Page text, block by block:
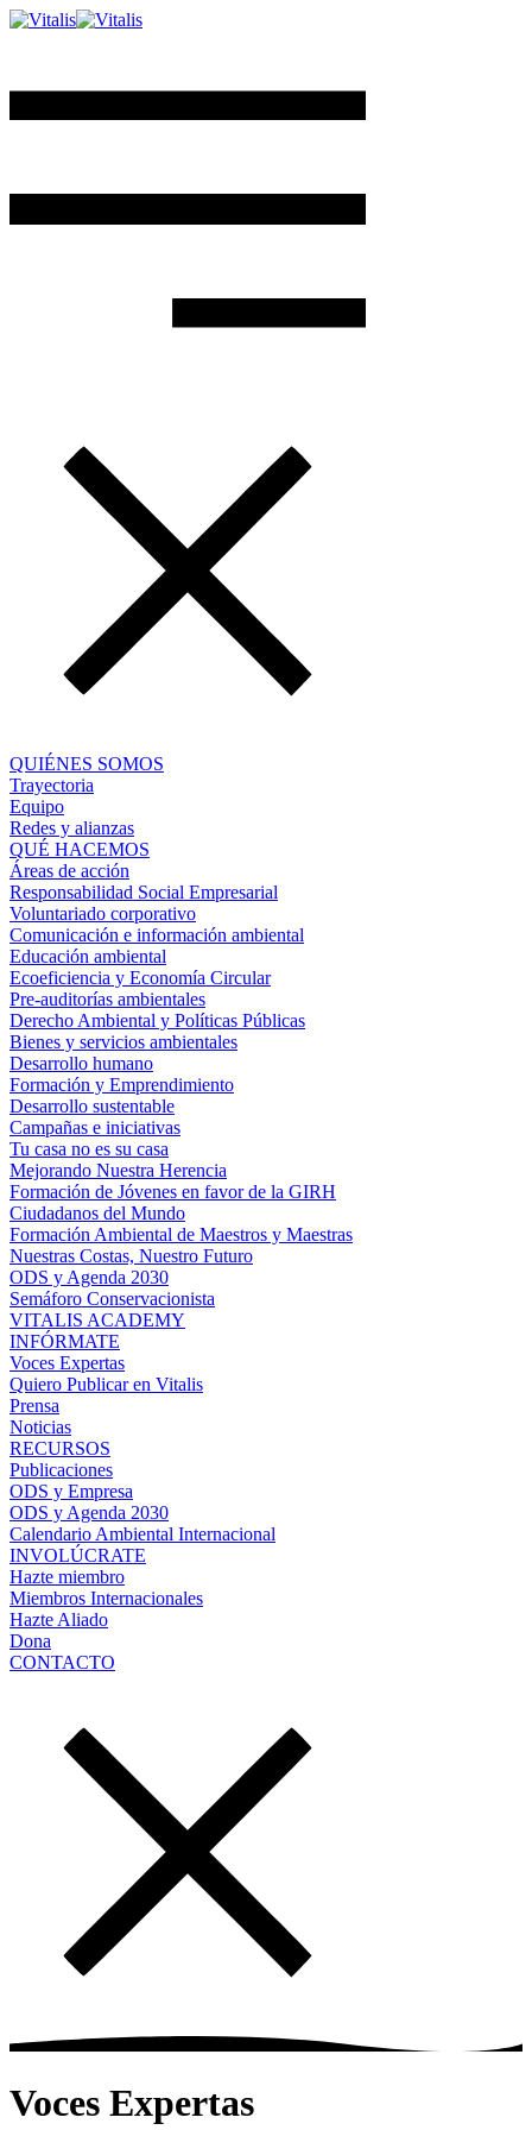
QUIÉNES SOMOS
Trayectoria
Equipo
Redes y alianzas
QUÉ HACEMOS
Áreas de acción
Responsabilidad Social Empresarial
Voluntariado corporativo
Comunicación e información ambiental
Educación ambiental
Ecoeficiencia y Economía Circular
Pre-auditorías ambientales
Derecho Ambiental y Políticas Públicas
Bienes y servicios ambientales
Desarrollo humano
Formación y Emprendimiento
Desarrollo sustentable
Campañas e iniciativas
Tu casa no es su casa
Mejorando Nuestra Herencia
Formación de Jóvenes en favor de la GIRH
Ciudadanos del Mundo
Formación Ambiental de Maestros y Maestras
Nuestras Costas, Nuestro Futuro
ODS y Agenda 2030
Semáforo Conservacionista
VITALIS ACADEMY
INFÓRMATE
Voces Expertas
Quiero Publicar en Vitalis
Prensa
Noticias
RECURSOS
Publicaciones
ODS y Empresa
ODS y Agenda 2030
Calendario Ambiental Internacional
INVOLÚCRATE
Hazte miembro
Miembros Internacionales
Hazte Aliado
Dona
CONTACTO
Voces Expertas